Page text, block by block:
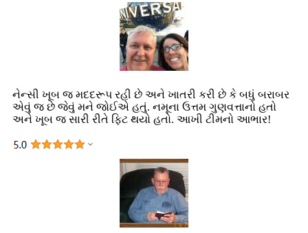
નેન્સી ખૂબ જ મદદરૂપ રહી છે અને ખાતરી કરી છે કે બધું બરાબર
એવું જ છે જેવું મને જોઈએ હતું. નમૂના ઉત્તમ ગુણવત્તાનો હતો
અને ખૂબ જ સારી રીતે ફિટ થયો હતો. આખી ટીમનો આભાર!